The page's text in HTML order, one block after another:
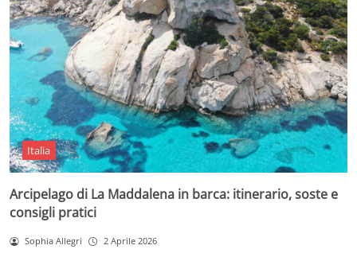
Italia
Arcipelago di La Maddalena in barca: itinerario, soste e
consigli pratici
Sophia Allegri 2 Aprile 2026